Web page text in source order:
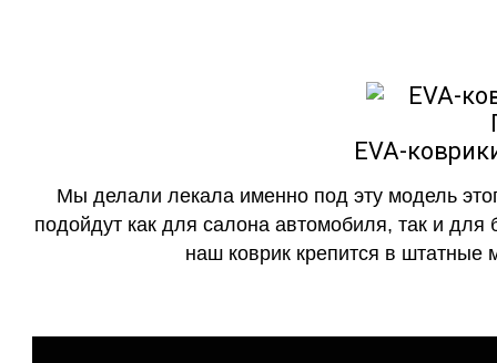
EVA-
Мы делали лекала именно под эту модель
подойдут как для салона автомобиля, так и для
наш коврик крепится в штатные